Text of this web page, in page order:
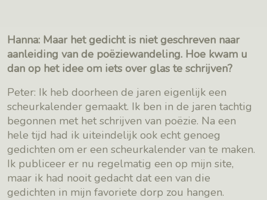
Hanna: Maar het gedicht is niet geschreven naar
aanleiding van de poëziewandeling. Hoe kwam u
dan op het idee om iets over glas te schrijven?
Peter: Ik heb doorheen de jaren eigenlijk een
scheurkalender gemaakt. Ik ben in de jaren tachtig
begonnen met het schrijven van poëzie. Na een
hele tijd had ik uiteindelijk ook echt genoeg
gedichten om er een scheurkalender van te maken.
Ik publiceer er nu regelmatig een op mijn site,
maar ik had nooit gedacht dat een van die
gedichten in mijn favoriete dorp zou hangen.